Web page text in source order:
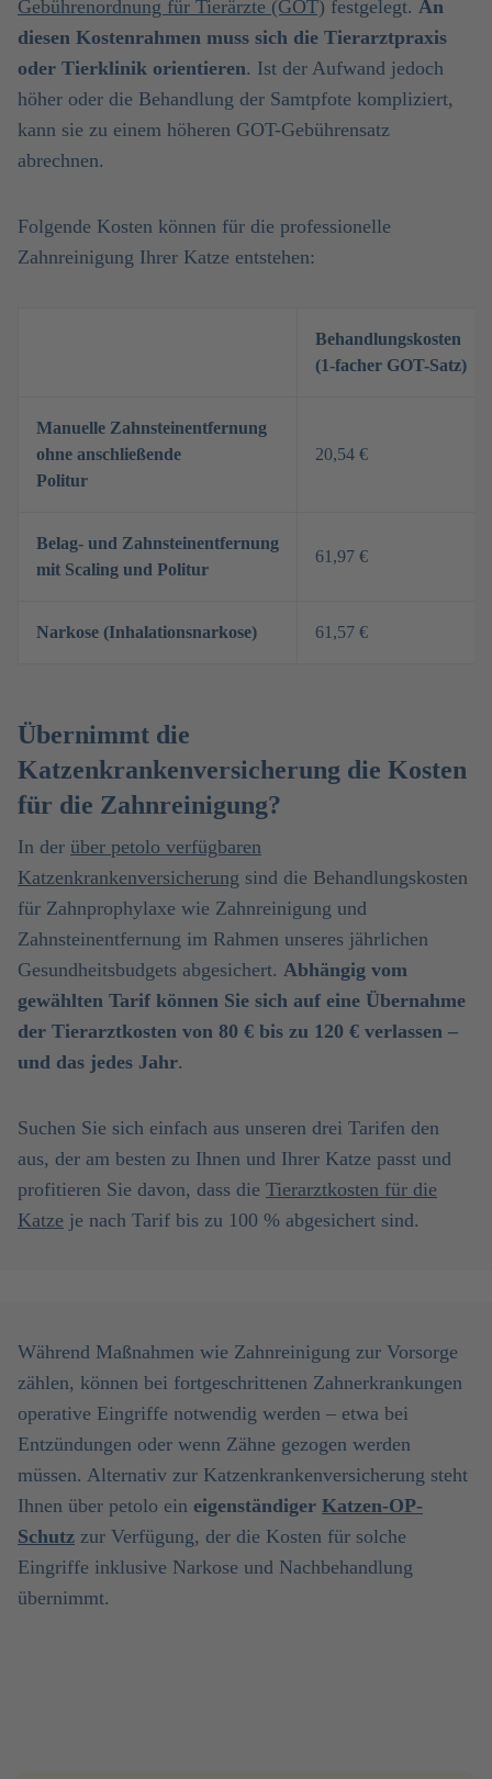
Gebührenordnung für Tierärzte (GOT) festgelegt. An
diesen Kostenrahmen muss sich die Tierarztpraxis
oder Tierklinik orientieren. Ist der Aufwand jedoch
höher oder die Behandlung der Samtpfote kompliziert,
kann sie zu einem höheren GOT-Gebührensatz
abrechnen.
Folgende Kosten können für die professionelle
Zahnreinigung Ihrer Katze entstehen:
Behandlungskosten
(1-facher GOT-Satz)
Manuelle Zahnsteinentfernung
ohne anschließende
Politur
20,54 €
Belag- und Zahnsteinentfernung
mit Scaling und Politur
61,97 €
Narkose (Inhalationsnarkose) 61,57 €
Übernimmt die
Katzenkrankenversicherung die Kosten
für die Zahnreinigung?
In der über petolo verfügbaren
Katzenkrankenversicherung sind die Behandlungskosten
für Zahnprophylaxe wie Zahnreinigung und
Zahnsteinentfernung im Rahmen unseres jährlichen
Gesundheitsbudgets abgesichert. Abhängig vom
gewählten Tarif können Sie sich auf eine Übernahme
der Tierarztkosten von 80 € bis zu 120 € verlassen –
und das jedes Jahr.
Suchen Sie sich einfach aus unseren drei Tarifen den
aus, der am besten zu Ihnen und Ihrer Katze passt und
profitieren Sie davon, dass die Tierarztkosten für die
Katze je nach Tarif bis zu 100 % abgesichert sind.
Während Maßnahmen wie Zahnreinigung zur Vorsorge
zählen, können bei fortgeschrittenen Zahnerkrankungen
operative Eingriffe notwendig werden – etwa bei
Entzündungen oder wenn Zähne gezogen werden
müssen. Alternativ zur Katzenkrankenversicherung steht
Ihnen über petolo ein eigenständiger Katzen-OP-
Schutz zur Verfügung, der die Kosten für solche
Eingriffe inklusive Narkose und Nachbehandlung
übernimmt.